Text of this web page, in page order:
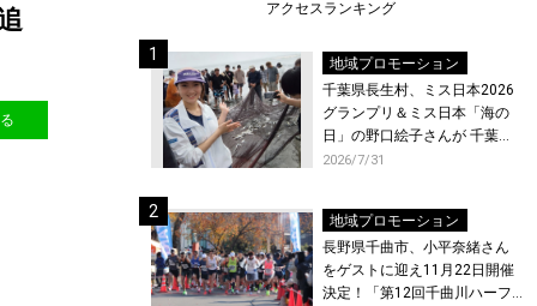
アクセスランキング
地域プロモーション
千葉県長生村、ミス日本2026
グランプリ＆ミス日本「海の
日」の野口絵子さんが 千葉県
唯一の村・長生村で地引網を
2026/7/31
地域プロモーション
長野県千曲市、小平奈緒さん
をゲストに迎え11月22日開催
決定！「第12回千曲川ハーフ